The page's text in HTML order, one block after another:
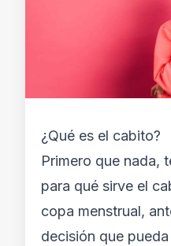
¿Qué es el cabito?
Primero que nada,
para qué sirve el
copa menstrual,
decisión que